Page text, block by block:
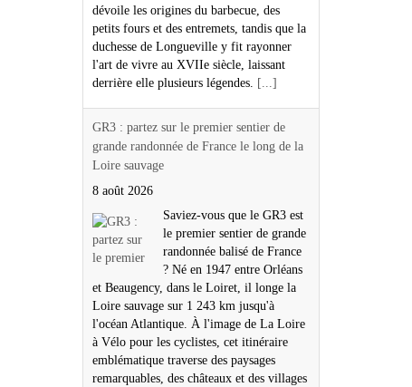
dévoile les origines du barbecue, des
petits fours et des entremets, tandis que la
duchesse de Longueville y fit rayonner
l'art de vivre au XVIIe siècle, laissant
derrière elle plusieurs légendes.
[...]
GR3 : partez sur le premier sentier de
grande randonnée de France le long de la
Loire sauvage
8 août 2026
Saviez-vous que le GR3 est
le premier sentier de grande
randonnée balisé de France
? Né en 1947 entre Orléans
et Beaugency, dans le Loiret, il longe la
Loire sauvage sur 1 243 km jusqu'à
l'océan Atlantique. À l'image de La Loire
à Vélo pour les cyclistes, cet itinéraire
emblématique traverse des paysages
remarquables, des châteaux et des villages